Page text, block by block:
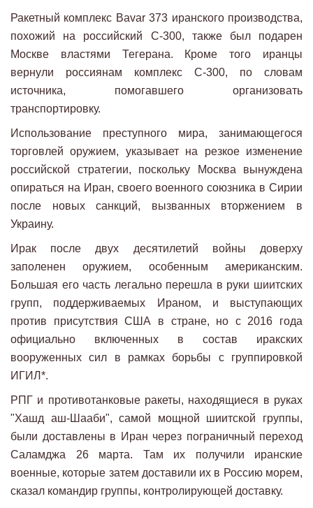
Ракетный комплекс Bavar 373 иранского производства,
похожий на российский С-300, также был подарен
Москве властями Тегерана. Кроме того иранцы
вернули россиянам комплекс С-300, по словам
источника, помогавшего организовать
транспортировку.
Использование преступного мира, занимающегося
торговлей оружием, указывает на резкое изменение
российской стратегии, поскольку Москва вынуждена
опираться на Иран, своего военного союзника в Сирии
после новых санкций, вызванных вторжением в
Украину.
Ирак после двух десятилетий войны доверху
заполенен оружием, особенным американским.
Большая его часть легально перешла в руки шиитских
групп, поддерживаемых Ираном, и выступающих
против присутствия США в стране, но с 2016 года
официально включенных в состав иракских
вооруженных сил в рамках борьбы с группировкой
ИГИЛ*.
РПГ и противотанковые ракеты, находящиеся в руках
"Хашд аш-Шааби", самой мощной шиитской группы,
были доставлены в Иран через пограничный переход
Саламджа 26 марта. Там их получили иранские
военные, которые затем доставили их в Россию морем,
сказал командир группы, контролирующей доставку.